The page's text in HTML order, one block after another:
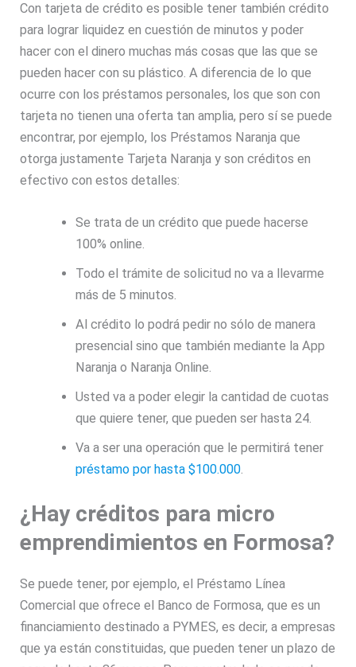
Con tarjeta de crédito es posible tener también crédito
para lograr liquidez en cuestión de minutos y poder
hacer con el dinero muchas más cosas que las que se
pueden hacer con su plástico. A diferencia de lo que
ocurre con los préstamos personales, los que son con
tarjeta no tienen una oferta tan amplia, pero sí se puede
encontrar, por ejemplo, los Préstamos Naranja que
otorga justamente Tarjeta Naranja y son créditos en
efectivo con estos detalles:
Se trata de un crédito que puede hacerse
100% online.
Todo el trámite de solicitud no va a llevarme
más de 5 minutos.
Al crédito lo podrá pedir no sólo de manera
presencial sino que también mediante la App
Naranja o Naranja Online.
Usted va a poder elegir la cantidad de cuotas
que quiere tener, que pueden ser hasta 24.
Va a ser una operación que le permitirá tener
préstamo por hasta $100.000.
¿Hay créditos para micro
emprendimientos en Formosa?
Se puede tener, por ejemplo, el Préstamo Línea
Comercial que ofrece el Banco de Formosa, que es un
financiamiento destinado a PYMES, es decir, a empresas
que ya están constituidas, que pueden tener un plazo de